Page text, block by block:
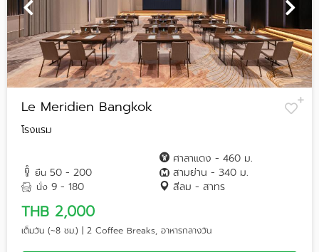
Le Meridien Bangkok
โรงแรม
ยืน 50 - 200
นั่ง 9 - 180
ศาลาแดง - 460 ม.
สามย่าน - 340 ม.
สีลม - สาทร
THB 2,000
เต็มวัน (~8 ชม.) | 2 Coffee Breaks, อาหารกลางวัน